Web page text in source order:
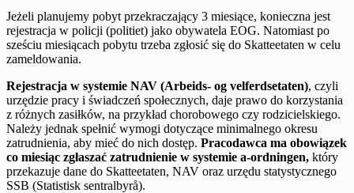
Jeżeli planujemy pobyt przekraczający 3 miesiące, konieczna jest
rejestracja w policji (politiet) jako obywatela EOG. Natomiast po
sześciu miesiącach pobytu trzeba zgłosić się do Skatteetaten w celu
zameldowania.
Rejestracja w systemie NAV (Arbeids- og velferdsetaten), czyli
urzędzie pracy i świadczeń społecznych, daje prawo do korzystania
z różnych zasiłków, na przykład chorobowego czy rodzicielskiego.
Należy jednak spełnić wymogi dotyczące minimalnego okresu
zatrudnienia, aby mieć do nich dostęp. Pracodawca ma obowiązek
co miesiąc zgłaszać zatrudnienie w systemie a-ordningen, który
przekazuje dane do Skatteetaten, NAV oraz urzędu statystycznego
SSB (Statistisk sentralbyrå).